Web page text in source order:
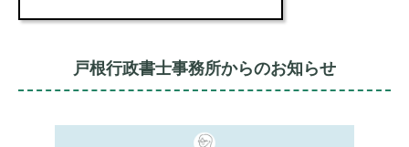
戸根行政書士事務所からのお知らせ